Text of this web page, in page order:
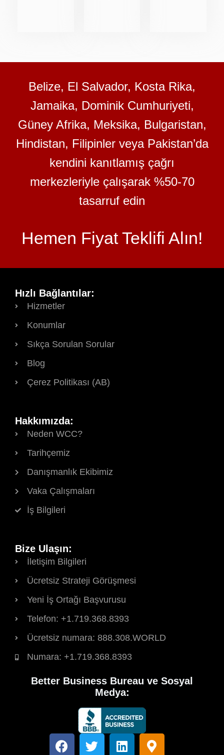
Belize, El Salvador, Kosta Rika,
Jamaika, Dominik Cumhuriyeti,
Güney Afrika, Meksika, Bulgaristan,
Hindistan, Filipinler veya Pakistan’da
kendini kanıtlamış çağrı
merkezleriyle çalışarak %50-70
tasarruf edin
Hemen Fiyat Teklifi Alın!
Hızlı Bağlantılar:
Hizmetler
Konumlar
Sıkça Sorulan Sorular
Blog
Çerez Politikası (AB)
Hakkımızda:
Neden WCC?
Tarihçemiz
Danışmanlık Ekibimiz
Vaka Çalışmaları
İş Bilgileri
Bize Ulaşın:
İletişim Bilgileri
Ücretsiz Strateji Görüşmesi
Yeni İş Ortağı Başvurusu
Telefon: +1.719.368.8393
Ücretsiz numara: 888.308.WORLD
Numara: +1.719.368.8393
Better Business Bureau ve Sosyal
Medya:
F
a
T
w
L
i
H
a